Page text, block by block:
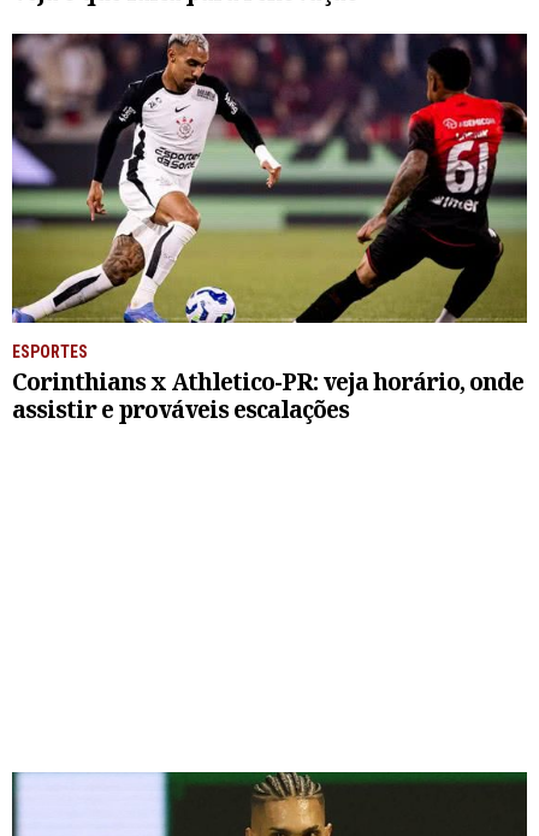
ESPORTES
Corinthians x Athletico-PR: veja horário, onde
assistir e prováveis escalações